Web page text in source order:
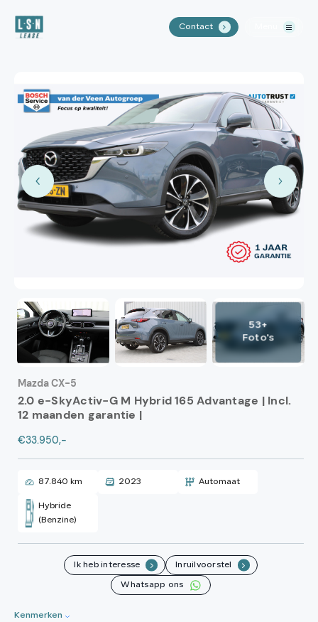
Contact .
Aanbod
Waarom LSN Lease?
Over ons
Contact
Mazda CX-5
2.0 e-SkyActiv-G M Hybrid 165 Advantage | Incl.
12 maanden garantie |
€33.950,-
87.840 km 2023 Automaat
Hybride
(Benzine)
Ik heb interesse . Inruilvoorstel .
Whatsapp ons
53+
Foto's
Kenmerken